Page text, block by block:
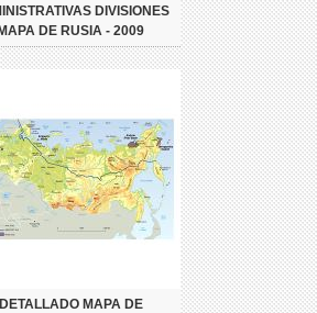
DIVISIONES
MAPA DE RUSIA - 2009
DETALLADO MAPA DE